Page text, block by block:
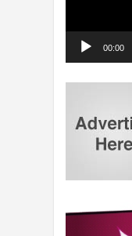
00:00